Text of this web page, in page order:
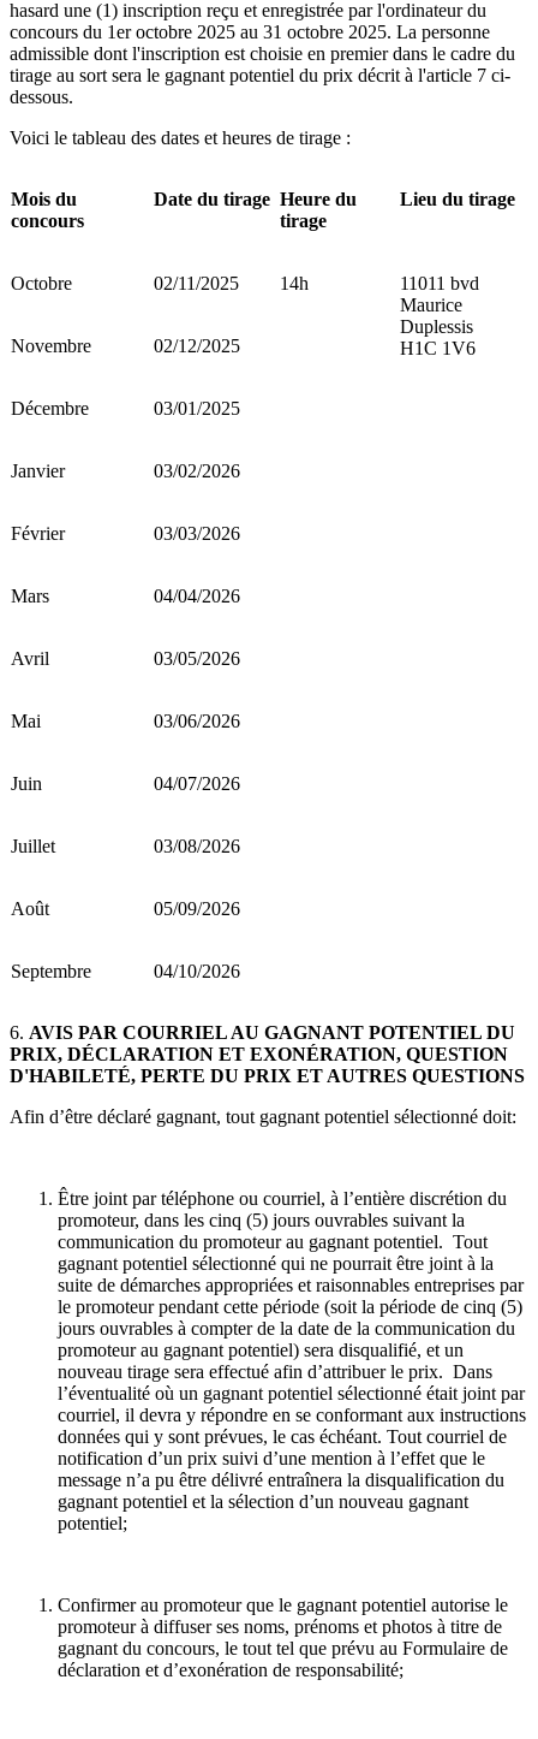
hasard une (1) inscription reçu et enregistrée par l'ordinateur du
concours du 1er octobre 2025 au 31 octobre 2025. La personne
admissible dont l'inscription est choisie en premier dans le cadre du
tirage au sort sera le gagnant potentiel du prix décrit à l'article 7 ci-
dessous.
Voici le tableau des dates et heures de tirage :
Mois du
concours
Date du tirage Heure du
tirage
Lieu du tirage
Octobre 02/11/2025 14h
11011 bvd
Maurice
Duplessis
H1C 1V6
Novembre 02/12/2025
Décembre 03/01/2025
Janvier 03/02/2026
Février 03/03/2026
Mars 04/04/2026
Avril 03/05/2026
Mai 03/06/2026
Juin 04/07/2026
Juillet 03/08/2026
Août 05/09/2026
Septembre 04/10/2026
6. AVIS PAR COURRIEL AU GAGNANT POTENTIEL DU
PRIX, DÉCLARATION ET EXONÉRATION, QUESTION
D'HABILETÉ, PERTE DU PRIX ET AUTRES QUESTIONS
Afin d’être déclaré gagnant, tout gagnant potentiel sélectionné doit:
Être joint par téléphone ou courriel, à l’entière discrétion du
promoteur, dans les cinq (5) jours ouvrables suivant la
communication du promoteur au gagnant potentiel. Tout
gagnant potentiel sélectionné qui ne pourrait être joint à la
suite de démarches appropriées et raisonnables entreprises par
le promoteur pendant cette période (soit la période de cinq (5)
jours ouvrables à compter de la date de la communication du
promoteur au gagnant potentiel) sera disqualifié, et un
nouveau tirage sera effectué afin d’attribuer le prix. Dans
l’éventualité où un gagnant potentiel sélectionné était joint par
courriel, il devra y répondre en se conformant aux instructions
données qui y sont prévues, le cas échéant. Tout courriel de
notification d’un prix suivi d’une mention à l’effet que le
message n’a pu être délivré entraînera la disqualification du
gagnant potentiel et la sélection d’un nouveau gagnant
potentiel;
Confirmer au promoteur que le gagnant potentiel autorise le
promoteur à diffuser ses noms, prénoms et photos à titre de
gagnant du concours, le tout tel que prévu au Formulaire de
déclaration et d’exonération de responsabilité;